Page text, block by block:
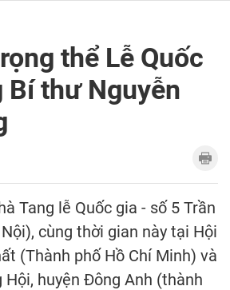
thể Lễ Quốc
Bí thư Nguyễn
Tang lễ Quốc gia - số 5 Trần
cùng thời gian này tại Hội
(Thành phố Hồ Chí Minh) và
Hội, huyện Đông Anh (thành